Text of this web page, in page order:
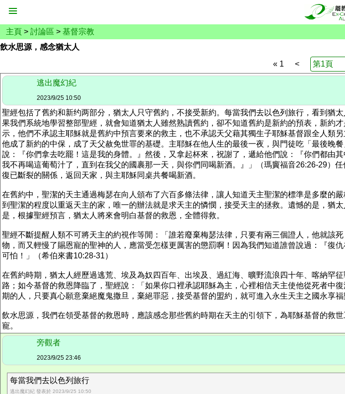
主頁 > 討論區 > 基督宗教
飲水思源，感念猶太人
« 1
<
逃出魔幻紀
2023/9/25 10:50
聖經包括了舊約和新约两部分，猶太人只守舊約，不接受新約。每當我們去以色列旅行，看到猶
果我們系統地學習整部聖經，就會知道猶太人雖然熟讀舊約，卻不知道舊約是新約的預表，新約
示，他們不承認主耶穌就是舊約中預言要來的救主，也不承認天父藉其獨生子耶穌基督跟全人類
他成了新約的中保，成了天父赦免世罪的基礎。主耶穌在他人生的最後一夜，與門徒吃「最後晚
說：『你們拿去吃罷！這是我的身體。』然後，又拿起杯來，祝謝了，遞給他們說：『你們都由
我不再喝這葡萄汁了，直到在我父的國裹那一天，與你們同喝新酒。』」（瑪竇福音26:26-29）
復已斷裂的關係，返回天家，與主耶穌同桌共餐喝新酒。
在舊約中，聖潔的天主通過梅瑟在向人頒布了六百多條法律，讓人知道天主聖潔的標準是多麼的
到聖潔的程度以重返天主的家，唯一的辦法就是求天主的憐憫，接受天主的拯救。遺憾的是，猶
是，根據聖經預言，猶太人將來會明白基督的救恩，全體得救。
聖經不斷提醒人類不可將天主的約視作等閒：「誰若廢棄梅瑟法律，只要有兩三個證人，他就該
物，而又輕慢了賜恩寵的聖神的人，應當受怎樣更厲害的懲罰啊！因為我們知道誰曾說過：『復
可怕！」（希伯來書10:28-31）
在舊約時期，猶太人經歷過逃荒、埃及為奴四百年、出埃及、過紅海、曠野流浪四十年、喀納罕
路；如今基督的救恩降臨了，聖經說：「如果你口裡承認耶穌為主，心裡相信天主使他從死者
期的人，只要真心願意棄絕魔鬼撒旦，棄絕罪惡，接受基督的盟約，就可進入永生天主之國永享福
飲水思源，我們在領受基督的救恩時，應該感念那些舊約時期在天主的引領下，為耶穌基督的救
寵。
旁觀者
2023/9/25 23:46
每當我們去以色列旅行
逃出魔幻紀 發表於 2023/9/25 10:50